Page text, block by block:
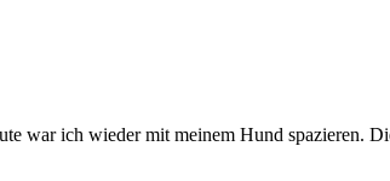
war ich wieder mit meinem Hund spazieren.